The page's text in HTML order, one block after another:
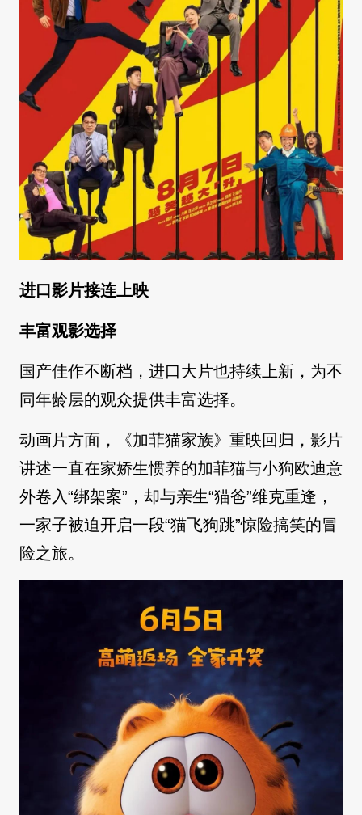
进口影片接连上映
丰富观影选择
国产佳作不断档，进口大片也持续上新，为不
同年龄层的观众提供丰富选择。
动画片方面，《加菲猫家族》重映回归，影片
讲述一直在家娇生惯养的加菲猫与小狗欧迪意
外卷入“绑架案”，却与亲生“猫爸”维克重逢，
一家子被迫开启一段“猫飞狗跳”惊险搞笑的冒
险之旅。